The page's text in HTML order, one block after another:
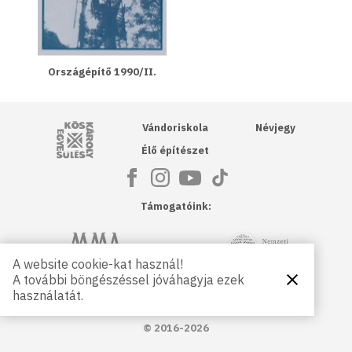
Országépítő 1990/II.
Kós Károly Egyesülés
Vándoriskola
Élő építészet
Névjegy
Támogatóink:
Magyar Művészeti Akadémia NKA
Petőfi Kulturális Ügynökség
© 2016-2026
A website cookie-kat használ!
A további böngészéssel jóváhagyja ezek
használatát.
Bezárás